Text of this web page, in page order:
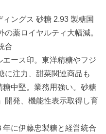
ングス 砂糖 2.93 製糖国
薬ロイヤルティ大幅減。
合
ース印。東洋精糖やフジ
に注力、甜菜関連商品も
中堅。業務用強い。砂糖
開発、機能性表示取得し育
に伊藤忠製糖と経営統合